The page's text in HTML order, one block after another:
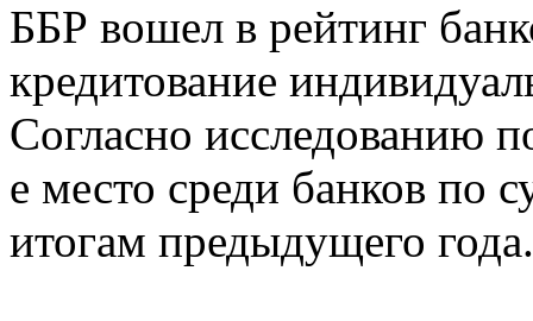
ББР вошел в рейтинг
кредитование
Согласно исследованию
е место среди банков по
итогам предыдущего года.